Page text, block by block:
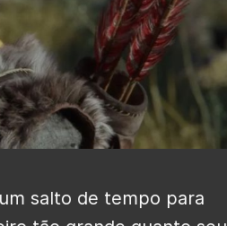
salto de tempo para